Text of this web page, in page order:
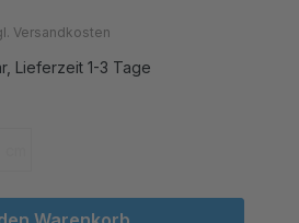
Versandkosten
Lieferzeit 1-3 Tage
Warenkorb